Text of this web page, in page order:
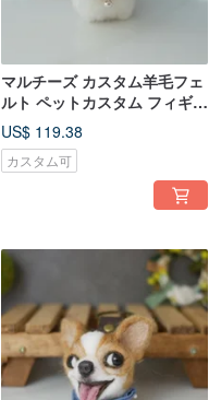
マルチーズ カスタム羊毛フェ
ルト ペットカスタム フィギュ
ア
US$ 119.38
カスタム可